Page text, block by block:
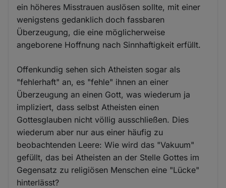
ein höheres Misstrauen auslösen sollte, mit einer
wenigstens gedanklich doch fassbaren
Überzeugung, die eine möglicherweise
angeborene Hoffnung nach Sinnhaftigkeit erfüllt.
Offenkundig sehen sich Atheisten sogar als
"fehlerhaft" an, es "fehle" ihnen an einer
Überzeugung an einen Gott, was wiederum ja
impliziert, dass selbst Atheisten einen
Gottesglauben nicht völlig ausschließen. Dies
wiederum aber nur aus einer häufig zu
beobachtenden Leere: Wie wird das "Vakuum"
gefüllt, das bei Atheisten an der Stelle Gottes im
Gegensatz zu religiösen Menschen eine "Lücke"
hinterlässt?